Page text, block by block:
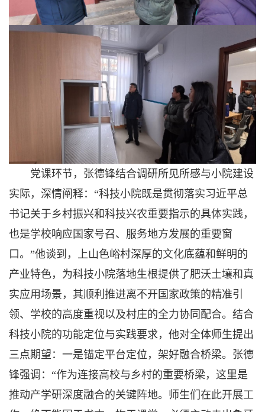
党课环节，张德锋结合调研所见所感与小院建设
实际，深情阐释：“科技小院既是贯彻落实习近平总
书记关于乡村振兴和科技兴农重要指示的具体实践，
也是学校响应国家号召、服务地方发展的重要窗
口。”他谈到，上山色峪村深厚的文化底蕴和鲜明的
产业特色，为科技小院落地生根提供了肥沃土壤和真
实应用场景，其顺利推进离不开国家政策的精准引
领、学校的高度重视以及村庄的全力协同配合。结合
科技小院的功能定位与实践要求，他对全体师生提出
三点期望：一是锚定平台定位，架好融合桥梁。张德
锋强调：“作为连接高校与乡村的重要桥梁，这里是
推动产学研深度融合的关键阵地。师生们在此开展工